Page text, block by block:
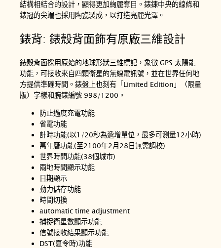
結構相結合的設計，顯得更加絢麗奪目。錶鍊中央的線條和
錶冠的尖端也採用陶瓷製成，以打造亮麗光澤。
錶背: 錶殼背面飾有原廠三維設計
錶殼背面採用原始的地球形狀三維標記，象徵 GPS 太陽能
功能，可接收來自四顆衛星的無線電訊號，並在世界任何地
方提供準確時間。錶盤上也刻有「Limited Edition」（限量
版）字樣和腕錶編號 998/1200。
防止過度充電功能
省電功能
計時功能(以1/20秒為遞增單位，最多可測量12小時)
萬年曆功能(至2100年2月28日無需調校)
世界時間功能(38個城市)
兩地時間顯示功能
日期顯示
動力儲存功能
時間切換
automatic time adjustment
捕捉衛星數顯示功能
信號接收結果顯示功能
DST(夏令時)功能